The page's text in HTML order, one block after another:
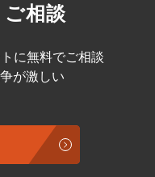
ご相談
に無料でご相談
が激しい